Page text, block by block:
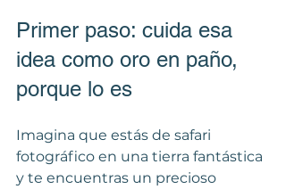
Primer paso: cuida esa
idea como oro en paño,
porque lo es
Imagina que estás de safari
fotográfico en una tierra fantástica
y te encuentras un precioso